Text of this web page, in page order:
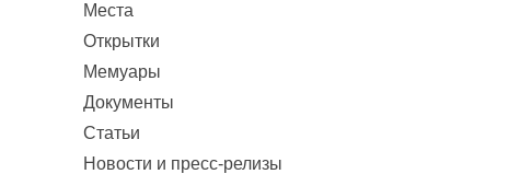
Места
Открытки
Мемуары
Документы
Статьи
Новости и пресс-релизы